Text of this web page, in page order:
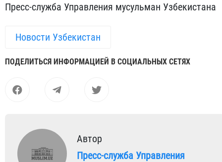
Пресс-служба Управления мусульман Узбекистана
Новости Узбекистан
ПОДЕЛИТЬСЯ ИНФОРМАЦИЕЙ В СОЦИАЛЬНЫХ СЕТЯХ
Автор
Пресс-служба Управления